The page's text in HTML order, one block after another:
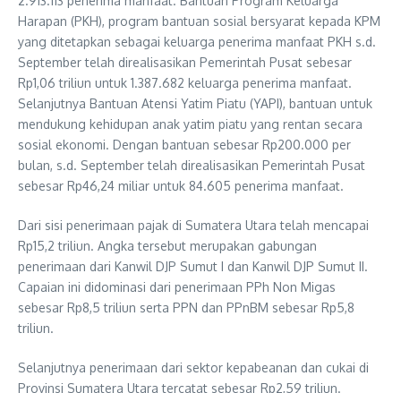
Harapan (PKH), program bantuan sosial bersyarat kepada KPM
yang ditetapkan sebagai keluarga penerima manfaat PKH s.d.
September telah direalisasikan Pemerintah Pusat sebesar
Rp1,06 triliun untuk 1.387.682 keluarga penerima manfaat.
Selanjutnya Bantuan Atensi Yatim Piatu (YAPI), bantuan untuk
mendukung kehidupan anak yatim piatu yang rentan secara
sosial ekonomi. Dengan bantuan sebesar Rp200.000 per
bulan, s.d. September telah direalisasikan Pemerintah Pusat
sebesar Rp46,24 miliar untuk 84.605 penerima manfaat.
Dari sisi penerimaan pajak di Sumatera Utara telah mencapai
Rp15,2 triliun. Angka tersebut merupakan gabungan
penerimaan dari Kanwil DJP Sumut I dan Kanwil DJP Sumut II.
Capaian ini didominasi dari penerimaan PPh Non Migas
sebesar Rp8,5 triliun serta PPN dan PPnBM sebesar Rp5,8
triliun.
Selanjutnya penerimaan dari sektor kepabeanan dan cukai di
Provinsi Sumatera Utara tercatat sebesar Rp2,59 triliun.